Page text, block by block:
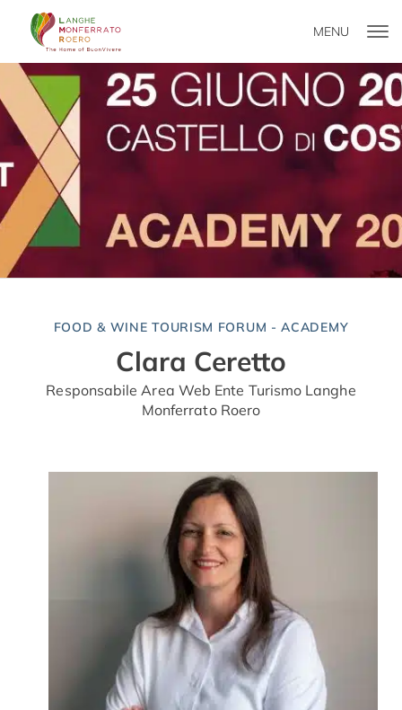
MENU
FOOD & WINE TOURISM FORUM - ACADEMY
Clara Ceretto
Responsabile Area Web Ente Turismo Langhe
Monferrato Roero